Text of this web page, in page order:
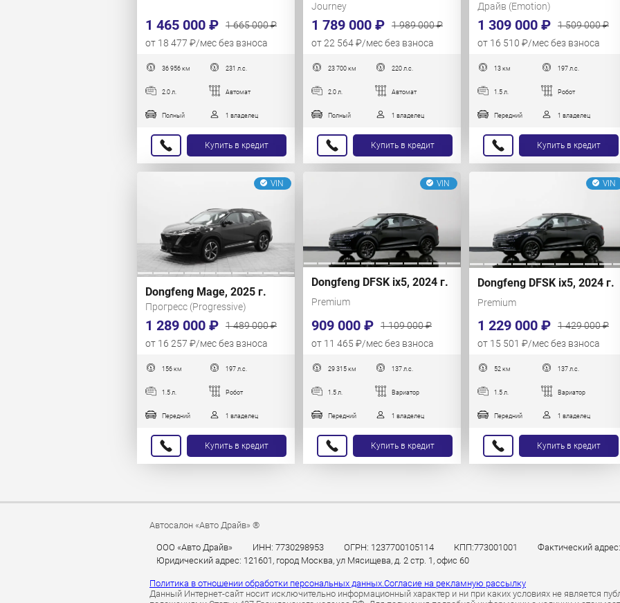
1 465 000 ₽
1 665 000 ₽
от 18 477 ₽/мес без взноса
36 956 км 231 л.с.
2.0 л. Автомат
Полный 1 владелец
Купить в кредит
Journey
1 789 000 ₽
1 989 000 ₽
от 22 564 ₽/мес без взноса
23 700 км 220 л.с.
2.0 л. Автомат
Полный 1 владелец
Купить в кредит
Драйв (Emotion)
1 309 000 ₽
1 509 000 ₽
от 16 510 ₽/мес без взноса
13 км 197 л.с.
1.5 л. Робот
Передний 1 владелец
Купить в кредит
VIN
Dongfeng Mage, 2025 г.
Прогресс (Progressive)
1 289 000 ₽
1 489 000 ₽
от 16 257 ₽/мес без взноса
156 км 197 л.с.
1.5 л. Робот
Передний 1 владелец
Купить в кредит
VIN
Dongfeng DFSK ix5, 2024 г.
Premium
909 000 ₽
1 109 000 ₽
от 11 465 ₽/мес без взноса
29 315 км 137 л.с.
1.5 л. Вариатор
Передний 1 владелец
Купить в кредит
VIN
Dongfeng DFSK ix5, 2024 г.
Premium
1 229 000 ₽
1 429 000 ₽
от 15 501 ₽/мес без взноса
52 км 137 л.с.
1.5 л. Вариатор
Передний 1 владелец
Купить в кредит
Автосалон «Авто Драйв» ®
ООО «Авто Драйв» ИНН: 7730298953 ОГРН: 1237700105114 КПП:773001001
Фактический
Юридический адрес: 121601, город Москва, ул Мясищева, д. 2 стр. 1, офис 60
Политика в отношении обработки персональных данных.Согласие на рекламную рассылку
Данный Интернет-сайт носит исключительно информационный характер и ни при каких условиях не является